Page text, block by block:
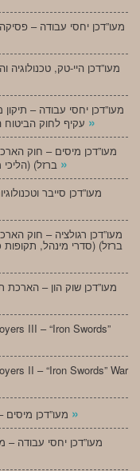
מעו”דכן יחסי עבודה –
מעו”דכן היי-טק,
»
מעו”דכן מיסים – חוק
»
מעו”דכן סייבר
מעו”דכן רגולציה – חוק
ברזל) (סדרי מינהל, תקופות כהונה
מעו”דכן שוק הון –
III – “Iron Swords”
II – “Iron Swords” War
»
מעו”דכן יחסי עבודה